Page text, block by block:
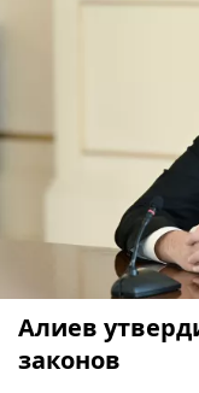
Алиев
законов